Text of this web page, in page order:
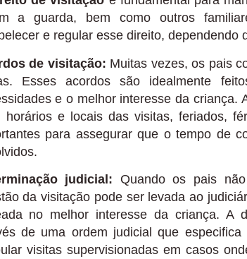
a guarda, bem como outros
e regular esse direito, dependendo
de visitação: Muitas vezes, os pais
Esses acordos são idealmente
e o melhor interesse da criança.
horários e locais das visitas, feriados,
para assegurar que o tempo de
judicial: Quando os pais
da visitação pode ser levada ao
no melhor interesse da criança. A
de uma ordem judicial que
visitas supervisionadas em casos